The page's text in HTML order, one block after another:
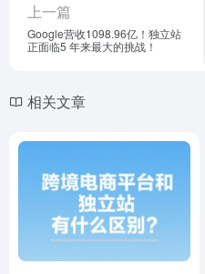
上一篇
Google营收1098.96亿！独立站
正面临5 年来最大的挑战！
相关文章